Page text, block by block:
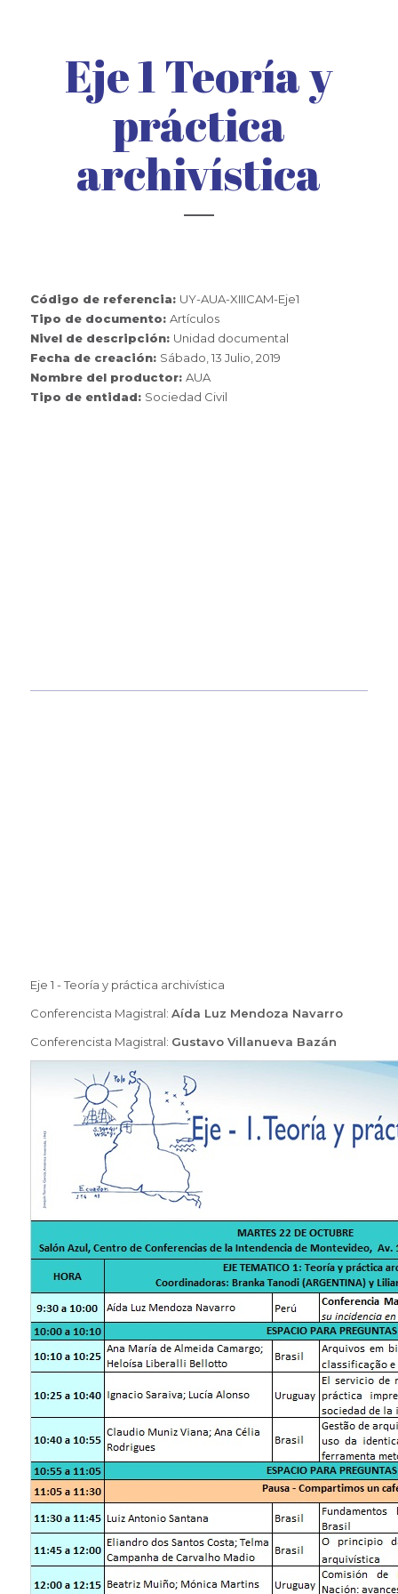
Eje 1 Teoría y
práctica
archivística
Código de referencia: UY-AUA-XIIICAM-Eje1
Tipo de documento:Artículos
Nivel de descripción: Unidad documental
Fecha de creación: Sábado, 13 Julio, 2019
Nombre del productor:AUA
Tipo de entidad: Sociedad Civil
Eje 1 - Teoría y práctica archivística
Conferencista Magistral:Aída Luz Mendoza Navarro
Conferencista Magistral: Gustavo Villanueva Bazán